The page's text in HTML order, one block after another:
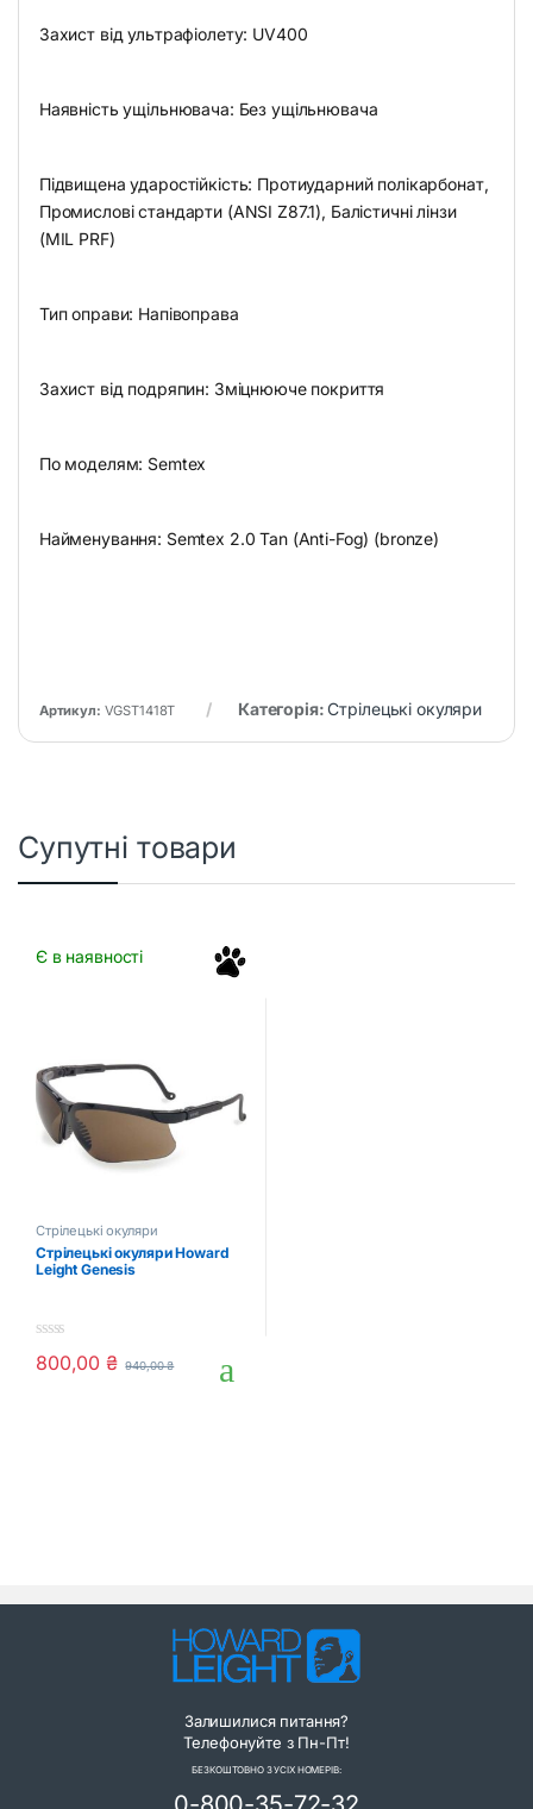
Захист від ультрафіолету: UV400
Наявність ущільнювача: Без ущільнювача
Підвищена ударостійкість: Протиударний полікарбонат,
Промислові стандарти (ANSI Z87.1), Балістичні лінзи
(MIL PRF)
Тип оправи: Напівоправа
Захист від подряпин: Зміцнююче покриття
По моделям: Semtex
Найменування: Semtex 2.0 Tan (Anti-Fog) (bronze)
Артикул: VGST1418T Категорія:Стрілецькі окуляри
Супутні товари
Є в наявності
Стрілецькі окуляри
Стрілецькі окуляри Howard
Leight Genesis
0
o
800,00₴ 940,00₴
Залишилися питання?
Телефонуйте з Пн-Пт!
БЕЗКОШТОВНО З УСІХ НОМЕРІВ: